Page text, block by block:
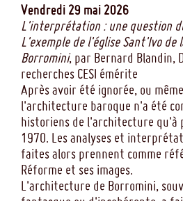
Vendredi 29 mai 2026
L'interprétation : une question
L'exemple de l'église Sant'Ivo de
Borromini, par Bernard Blandin,
recherches CESI émérite
Après avoir été ignorée, ou
l'architecture baroque n'a été
historiens de l'architecture qu'à
1970. Les analyses et
faites alors prennent comme
Réforme et ses images.
L'architecture de Borromini,